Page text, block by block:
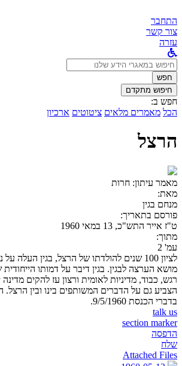
התחבר
צור קשר
עזרה
לחפש
ב:חפש
חיפוש מתקדם
חפש ב:
הכל מאמרים מלאים ציטוטים ארכיון
הרצל
מאמר עיתון: חרות
מאת:
מנחם בגין
פורסם בתאריך:
ט"ז אייר התש"כ, 13 במאי 1960
מתוך:
עמ' 2
לציון 100 שנים להולדתו של הרצל, בגין
מושא הערצה לבגין. בגין דיבר על דמותו
רגש, כבוד, מדיניות לאומית ורצון עז להקים מדינה
הצביע גם על הדברים המשותפים בינו ובין
בדברי הכנסת 9/5/1960.
talk us
section marker
הדפסה
שלח
Attached Files